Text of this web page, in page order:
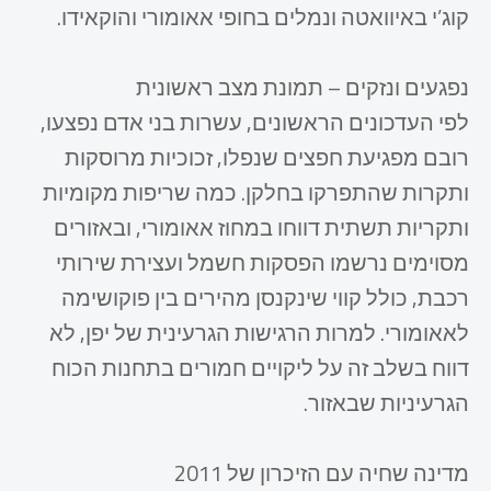
קוג’י באיוואטה ונמלים בחופי אאומורי והוקאידו.​
נפגעים ונזקים – תמונת מצב ראשונית
לפי העדכונים הראשונים, עשרות בני אדם נפצעו,
רובם מפגיעת חפצים שנפלו, זכוכיות מרוסקות
ותקרות שהתפרקו בחלקן. כמה שריפות מקומיות
ותקריות תשתית דווחו במחוז אאומורי, ובאזורים
מסוימים נרשמו הפסקות חשמל ועצירת שירותי
רכבת, כולל קווי שינקנסן מהירים בין פוקושימה
לאאומורי. למרות הרגישות הגרעינית של יפן, לא
דווח בשלב זה על ליקויים חמורים בתחנות הכוח
הגרעיניות שבאזור.​
מדינה שחיה עם הזיכרון של 2011